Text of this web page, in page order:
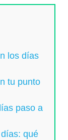
los días
tu punto
paso a
qué